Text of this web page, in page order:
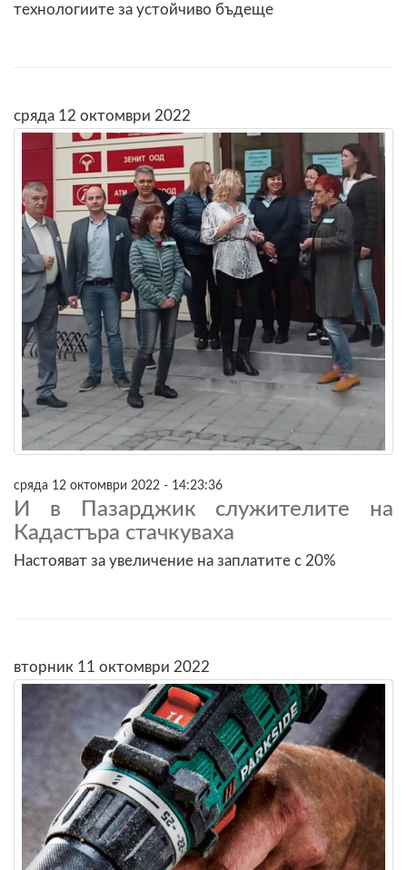
технологиите за устойчиво бъдеще
сряда 12 октомври 2022
сряда 12 октомври 2022 - 14:23:36
И в Пазарджик служителите на
Кадастъра стачкуваха
Настояват за увеличение на заплатите с 20%
вторник 11 октомври 2022